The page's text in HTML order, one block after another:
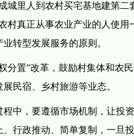
城里人到农村买宅基地建第二
村真正从事农业产业的人使
转型发展服务的原则。
分置”改革，鼓励村集体和农
民宿、乡村旅游等业态。
中，要遵循市场机制，让投
行政推动、简单复制，一旦